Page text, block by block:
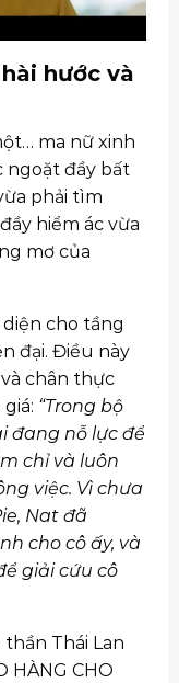
hước và
ma nữ xinh
ngoặt đầy bất
phải tìm
hiểm ác vừa
mơ của
cho tầng
đại. Điều này
chân thực
“Trong bộ
đang nỗ lực để
chỉ và luôn
việc. Vì chưa
Nat đã
cho cô ấy, và
giải cứu cô
Thái Lan
HÀNG CHO